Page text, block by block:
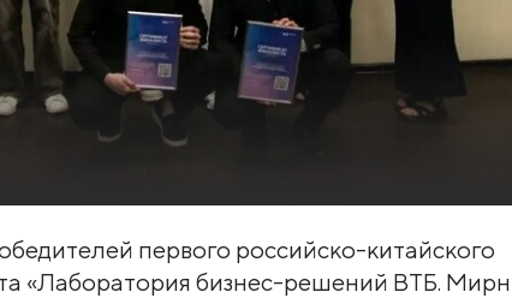
первого российско-китайского
«Лаборатория бизнес-решений ВТБ.